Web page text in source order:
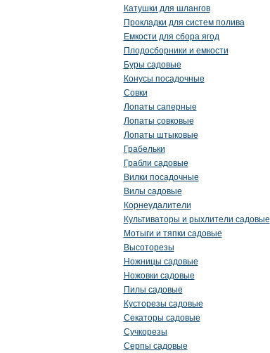
Катушки для шлангов
Прокладки для систем полива
Емкости для сбора ягод
Плодосборники и емкости
Буры садовые
Конусы посадочные
Совки
Лопаты саперные
Лопаты совковые
Лопаты штыковые
Грабельки
Грабли садовые
Вилки посадочные
Вилы садовые
Корнеудалители
Культиваторы и рыхлители садовые
Мотыги и тяпки садовые
Высоторезы
Ножницы садовые
Ножовки садовые
Пилы садовые
Кусторезы садовые
Секаторы садовые
Сучкорезы
Серпы садовые